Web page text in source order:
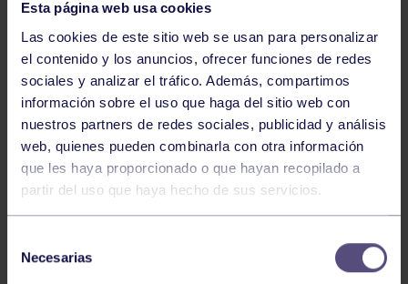
Esta página web usa cookies
Las cookies de este sitio web se usan para personalizar
el contenido y los anuncios, ofrecer funciones de redes
sociales y analizar el tráfico. Además, compartimos
información sobre el uso que haga del sitio web con
nuestros partners de redes sociales, publicidad y análisis
web, quienes pueden combinarla con otra información
que les haya proporcionado o que hayan recopilado a
partir del uso que haya hecho de sus servicios.
Necesarias
Piragüismo 06 Ago 2026
CÉSAR ÁLVAREZ CONQUISTA EL MINI
SELLA